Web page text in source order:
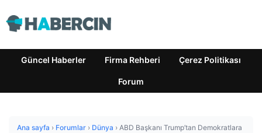
Güncel Haberler Firma Rehberi Çerez Politikası
Forum
Ana sayfa › Forumlar › Dünya › ABD Başkanı Trump’tan Demokratlara